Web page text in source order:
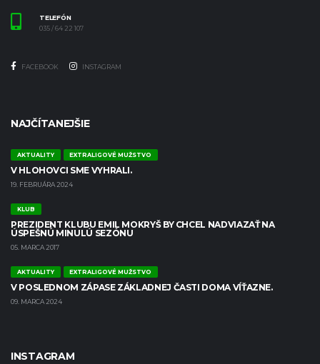
TELEFÓN
035 / 64 22 107
FACEBOOK INSTAGRAM
NAJČÍTANEJŠIE
AKTUALITY EXTRALIGOVÉ MUŽSTVO
V HLOHOVCI SME VYHRALI.
19. FEBRUÁRA 2024
KLUB
PREZIDENT KLUBU EMIL MOKRYŠ BY CHCEL NADVIAZAŤ NA
ÚSPEŠNÚ MINULÚ SEZÓNU
05. MARCA 2017
AKTUALITY EXTRALIGOVÉ MUŽSTVO
V POSLEDNOM ZÁPASE ZÁKLADNEJ ČASTI DOMA VÍŤAZNE.
09. MARCA 2024
INSTAGRAM